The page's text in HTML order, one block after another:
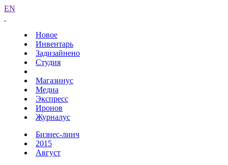
EN
Новое
Инвентарь
Задизайнено
Студия
Магазинус
Медиа
Экспресс
Иронов
Журналус
Бизнес-линч
2015
Август